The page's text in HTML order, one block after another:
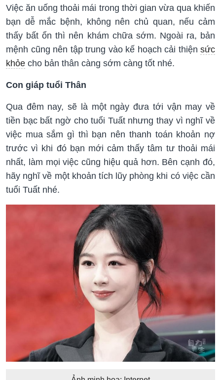
Việc ăn uống thoải mái trong thời gian vừa qua khiến
bạn dễ mắc bệnh, không nên chủ quan, nếu cảm
thấy bất ổn thì nên khám chữa sớm. Ngoài ra, bản
mệnh cũng nên tập trung vào kế hoạch cải thiện sức
khỏe cho bản thân càng sớm càng tốt nhé.
Con giáp tuổi Thân
Qua đêm nay, sẽ là một ngày đưa tới vận may về
tiền bạc bất ngờ cho tuổi Tuất nhưng thay vì nghĩ về
việc mua sắm gì thì bạn nên thanh toán khoản nợ
trước vì khi đó bạn mới cảm thấy tâm tư thoải mái
nhất, làm mọi việc cũng hiệu quả hơn. Bên cạnh đó,
hãy nghĩ về một khoản tích lũy phòng khi có việc cần
tuổi Tuất nhé.